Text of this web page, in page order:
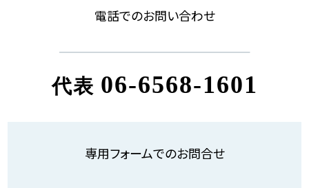
電話でのお問い合わせ
代表 06-6568-1601
専用フォームでのお問合せ